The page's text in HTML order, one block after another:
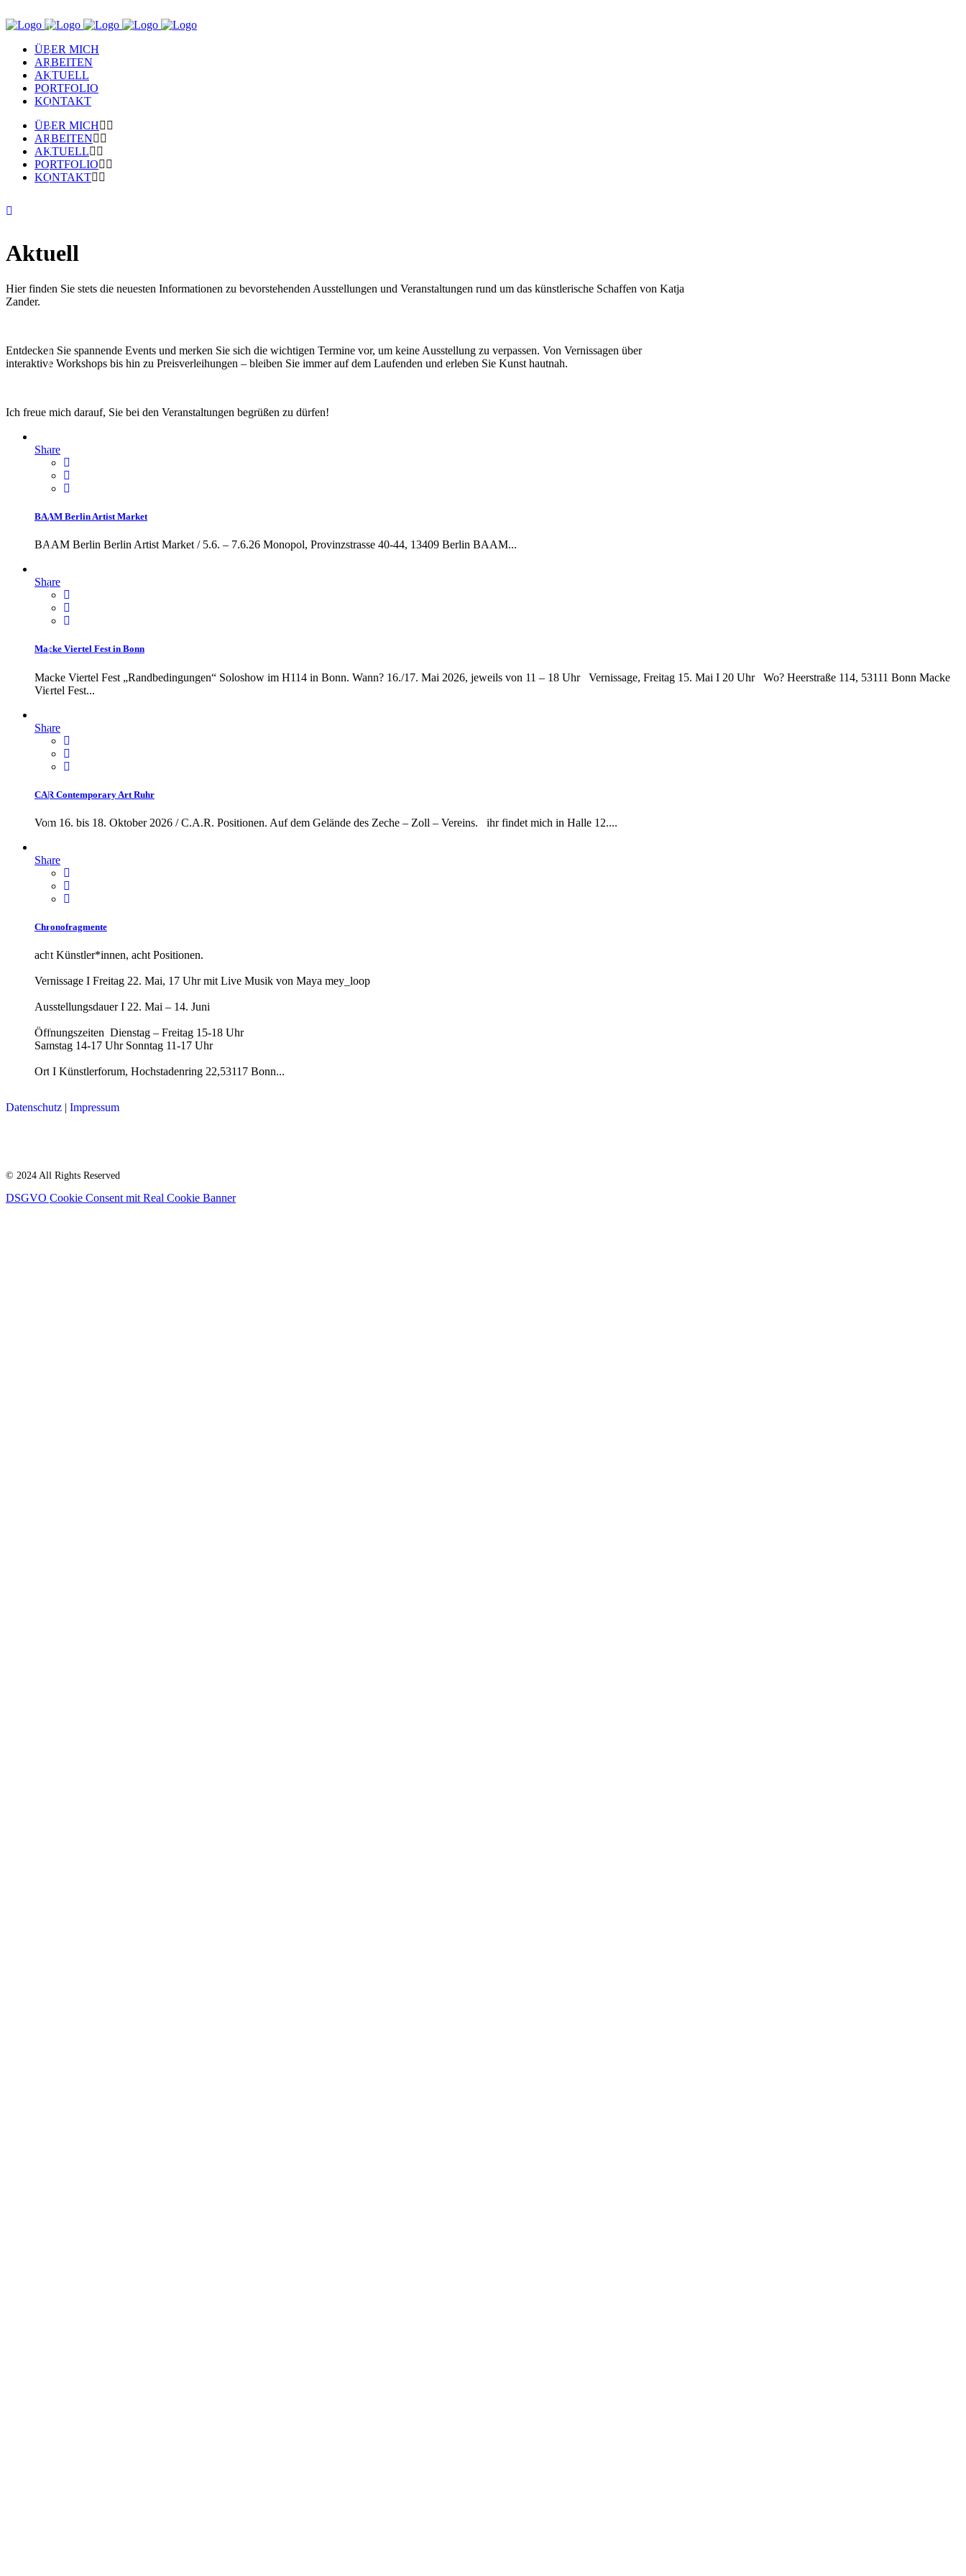
ÜBER MICH
ARBEITEN
AKTUELL
PORTFOLIO
KONTAKT
ÜBER MICH
ARBEITEN
AKTUELL
PORTFOLIO
KONTAKT
Aktuell
Hier finden Sie stets die neuesten Informationen zu bevorstehenden Ausstellungen und Veranstaltungen rund um das künstlerische Schaffen von Katja
Zander.
Entdecken Sie spannende Events und merken Sie sich die wichtigen Termine vor, um keine Ausstellung zu verpassen. Von Vernissagen über
interaktive Workshops bis hin zu Preisverleihungen – bleiben Sie immer auf dem Laufenden und erleben Sie Kunst hautnah.
Ich freue mich darauf, Sie bei den Veranstaltungen begrüßen zu dürfen!
Share
BAAM Berlin Artist Market
BAAM Berlin Berlin Artist Market / 5.6. – 7.6.26 Monopol, Provinzstrasse 40-44, 13409 Berlin BAAM...
Share
Macke Viertel Fest in Bonn
Macke Viertel Fest „Randbedingungen“ Soloshow im H114 in Bonn. Wann? 16./17. Mai 2026, jeweils von 11 – 18 Uhr Vernissage, Freitag 15. Mai I 20 Uhr Wo? Heerstraße 114, 53111 Bonn Macke
Viertel Fest...
Share
CAR Contemporary Art Ruhr
Vom 16. bis 18. Oktober 2026 / C.A.R. Positionen. Auf dem Gelände des Zeche – Zoll – Vereins. ihr findet mich in Halle 12....
Share
Chronofragmente
acht Künstler*innen, acht Positionen.
Vernissage I Freitag 22. Mai, 17 Uhr mit Live Musik von Maya mey_loop
Ausstellungsdauer I 22. Mai – 14. Juni
Öffnungszeiten Dienstag – Freitag 15-18 Uhr
Samstag 14-17 Uhr Sonntag 11-17 Uhr
Ort I Künstlerforum, Hochstadenring 22,53117 Bonn...
Datenschutz | Impressum
© 2024 All Rights Reserved
DSGVO Cookie Consent mit Real Cookie Banner